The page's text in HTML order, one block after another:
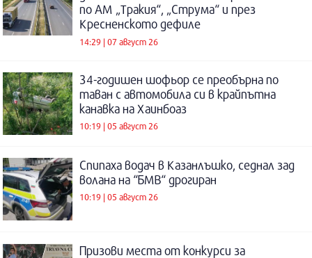
по АМ „Тракия“, „Струма“ и през
Кресненското дефиле
14:29 | 07 август 26
34-годишен шофьор се преобърна по
таван с автомобила си в крайпътна
канавка на Хаинбоаз
10:19 | 05 август 26
Спипаха водач в Казанлъшко, седнал зад
волана на “БМВ“ дрогиран
10:19 | 05 август 26
Призови места от конкурси за